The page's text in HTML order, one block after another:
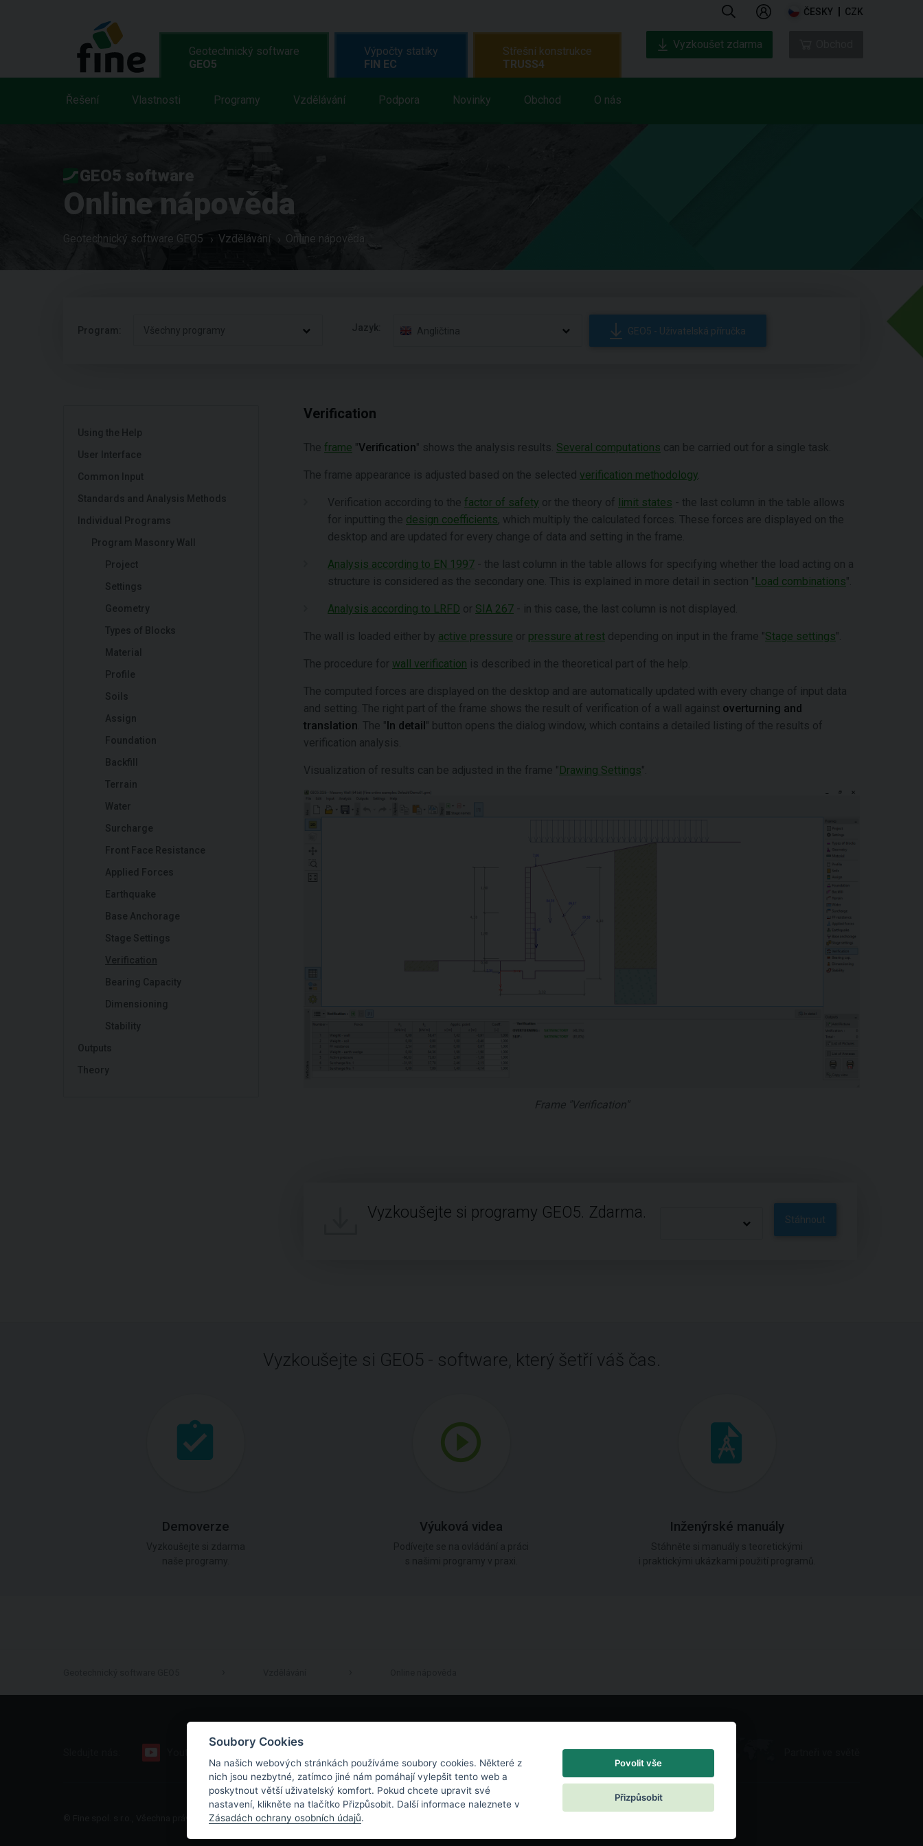
ČESKY CZK
Geotechnický software
GEO5
Řešení Vlastnosti Programy Vzdělávání Podpora Novinky Obchod O nás
Výpočty statiky
FIN EC
Střešní konstrukce
TRUSS4
Vyzkoušet zdarma
GEO5 software
Online nápověda
Geotechnický software GEO5 Vzdělávání Online nápověda
Program: Všechny programy Jazyk: Angličtina GEO5 - Uživatelská příručka
Using the Help
User Interface
Common Input
Standards and Analysis Methods
Individual Programs
Program Masonry Wall
Project
Settings
Geometry
Types of Blocks
Material
Profile
Soils
Assign
Foundation
Backfill
Terrain
Water
Surcharge
Front Face Resistance
Applied Forces
Earthquake
Base Anchorage
Stage Settings
Verification
Bearing Capacity
Dimensioning
Stability
Outputs
Theory
Verification
The frame "Verification" shows the analysis results. Several computations can be carried out for a single task.
The frame appearance is adjusted based on the selected verification methodology
Verification according to the factor of safety or the theory of limit states - the last column in the table allows
for inputting the design coefficients, which multiply the calculated forces. These forces are displayed on the
desktop and are updated for every change of data and setting in the frame.
Analysis according to EN 1997 - the last column in the table allows for specifying whether the load acting on a
structure is considered as the secondary one. This is explained in more detail in section "Load combinations".
Analysis according to LRFD or SIA 267 - in this case, the last column is not displayed.
The wall is loaded either by active pressure or pressure at rest depending on input in the frame "Stage settings".
The procedure for wall verification is described in the theoretical part of the help.
The computed forces are displayed on the desktop and are automatically updated with every change of input data
and setting. The right part of the frame shows the result of verification of a wall against overturning and
translation . The "In detail" button opens the dialog window, which contains a detailed listing of the results of
verification analysis.
Visualization of results can be adjusted in the frame "Drawing Settings".
Frame "Verification"
Vyzkoušejte si programy GEO5. Zdarma. Stáhnout
Vyzkoušejte si GEO5 - software, který šetří váš čas.
Demoverze Výuková videa Inženýrské manuály
© Fine spol. s r.o., Všechna práva vyhrazena |Mapa stránek|Ochrana osobních údajů
Soubory Cookies
Na našich webových stránkách používáme soubory cookies. Některé z
nich jsou nezbytné, zatímco jiné nám pomáhají vylepšit tento web a
poskytnout větší uživatelský komfort. Pokud chcete upravit své
nastavení, klikněte na tlačítko Přizpůsobit. Další informace naleznete v
Zásadách ochrany osobních údajů.
Povolit vše
Přizpůsobit